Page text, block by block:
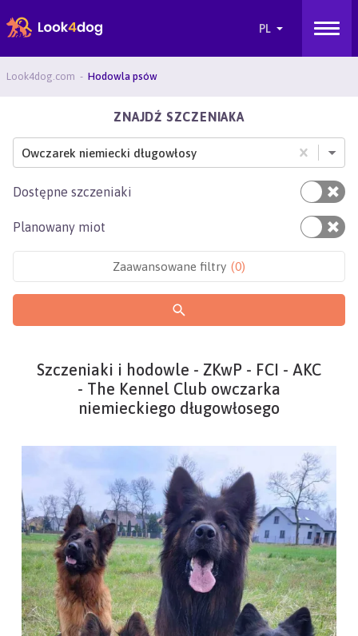
Look4dog.com Hodowla psów
ZNAJDŹ SZCZENIAKA
Owczarek niemiecki długowłosy
Dostępne szczeniaki
Planowany miot
Zaawansowane filtry (0)
Szczeniaki i hodowle - ZKwP - FCI - AKC
- The Kennel Club owczarka
niemieckiego długowłosego